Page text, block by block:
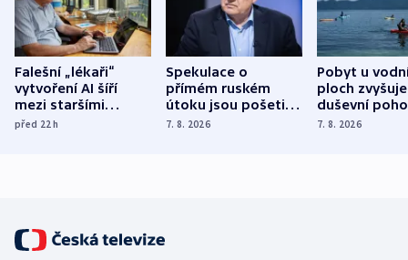
Falešní „lékaři“
vytvoření AI šíří
mezi staršími
Poláky nebezpečné
před 22h
Spekulace o
přímém ruském
útoku jsou pošetilé,
míní estonský
7. 8. 2026
Pobyt u
ploch zvyšuje
duševní
ukázala
7. 8. 2026